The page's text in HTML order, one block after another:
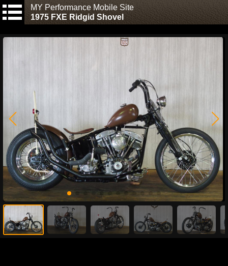
MY Performance Mobile Site
1975 FXE Ridgid Shovel